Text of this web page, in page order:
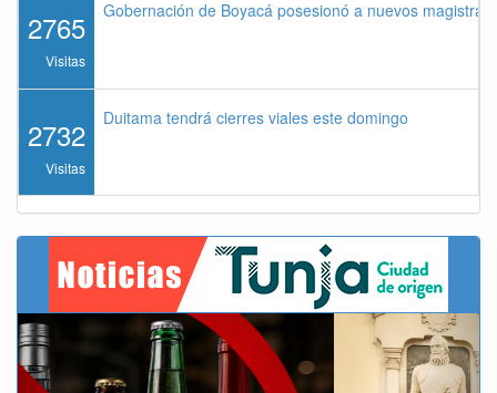
2765
Visitas
Gobernación de Boyacá posesionó a nuevos
2732
Visitas
Duitama tendrá cierres viales este domingo
Previous Next